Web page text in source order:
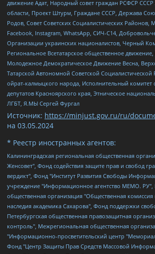
движение Адат, Народный совет граждан РСФСР СССР
области, Проект Штурм, Граждане СССР, Держава
Родов, Совет Советских Социалистических Районов,
Facebook, Instagram, WhatsApp, СИЧ-С14,
Организации украинских националистов, Черный
Региональное Всетатарское общественное движение,
Молодежное Демократическое Движение Весна,
Татарской Автономной Советской Социалистической
ойрат-калмыцкого народа, Исполнительный комитет
депутатов Красноярского края, Этническое
ЛГБТ, Я.МЫ Сергей Фургал
Источник: https://minjust.gov.ru/ru/
на 03.05.2024
* Реестр иностранных агентов:
Калининградская региональная общественная организация "Экозащита!-Женсовет", Фонд содействия защите прав и свобод граждан "Общественный вердикт", Фонд "Институт Развития Свободы Информации", Частное учреждение "Информационное агентство МЕМО. РУ", Региональная общественная организация "Общественная комиссия по сохранению наследия академика Сахарова", Фонд поддержки свободы прессы, Санкт-Петербургская общественная правозащитная организация "Гражданский контроль", Межрегиональная общественная организация "Информационно-просветительский центр "Мемориал", Региональный Фонд "Центр Защиты Прав Средств Массовой Информации", с 05.12.2023 Фонд "Центр Защиты Прав Средств массовой информации", Региональная общественная благотворительная организация помощи беженцам и мигрантам "Гражданское содействие", Негосударственное образовательное учреждение дополнительного профессионального образования (повышение квалификации) специалистов "АКАДЕМИЯ ПО ПРАВАМ ЧЕЛОВЕКА", Свердловская региональная общественная организация "Сутяжник", Автономная некоммерческая организация "Центр независимых социологических исследований", Союз общественных объединений "Российский исследовательский центр по правам человека", Региональное общественное учреждение научно-информационный центр "МЕМОРИАЛ", Некоммерческая организация "Фонд защиты гласности", Автономная некоммерческая организация "Институт прав человека", Городская общественная организация "Екатеринбургское общество "МЕМОРИАЛ", Городская общественная организация "Рязанское историко-просветительское и правозащитное общество "Мемориал" (Рязанский Мемориал), Челябинский региональный орган общественной самодеятельности – женское общественное объединение "Женщины Евразии", Челябинский региональный орган общественной самодеятельности "Уральская правозащитная группа", Фонд содействия защите здоровья и социальной справедливости имени Андрея Рылькова, Автономная Некоммерческая Организация "Аналитический Центр Юрия Левады", Автономная некоммерческая организация социальной поддержки населения "Проект Апрель", Региональная общественная организация помощи женщинам и детям, находящимся в кризисной ситуации "Информационно-методический центр "Анна", Фонд содействия развитию массовых коммуникаций и правовому просвещению "Так-так-Так", Фонд содействия устойчивому развитию "Серебряная тайга", Свердловский региональный общественный фонд социальных проектов "Новое время", "Idel.Реалии", Кавказ.Реалии, Крым.Реалии, Телеканал Настоящее Время, Татаро-башкирская служба Радио Свобода (Azatliq Radiosi), Радио Свободная Европа/Радио Свобода (PCE/PC), "Сибирь.Реалии", "Фактограф", Благотворительный фонд помощи осужденным и их семьям, Автономная некоммерческая организация "Институт глобализации и социальных движений", Фонд "В защиту прав заключенных", Частное учреждение "Центр поддержки и содействия развитию средств массовой информации", Пензенский региональный общественный благотворительный фонд "Гражданский союз", "Север.Реалии", Некоммерческая организация Фонд "Правовая инициатива", Общество с ограниченной ответственностью "Радио Свободная Европа/Радио Свобода", Чешское информационное агентство "MEDIUM-ORIENT", Красноярская региональная общественная организация "Мы против СПИДа", Камалягин Денис Николаевич, Маркелов Сергей Евгеньевич, Пономарев Лев Александрович, Савицкая Людмила Алексеевна, Автономная некоммерческая организация "Центр по работе с проблемой насилия "НАСИЛИЮ.НЕТ", Межрегиональный профессиональный союз работников здравоохранения "Альянс врачей", Юридическое лицо, зарегистрированное в Латвийской Республике, SIA "Medusa Project" (регистрационный номер 40103797863, дата регистрации 10.06.2014), Некоммерческая организация "Фонд по борьбе с коррупцией", Автономная некоммерческая организация "Институт права и публичной политики", Баданин Роман Сергеевич, Гликин Максим Александрович, Железнова Мария Михайловна, Лукьянова Юлия Сергеевна, Маетная Елизавета Витальевна, Маняхин Петр Борисович, Чуракова Ольга Владимировна, Ярош Юлия Петровна, Юридическое лицо "The Insider SIA", зарегистрированное в Риге, Латвийская Республика (дата регистрации 26.06.2015), являющееся администратором доменного имени интернет-издания "The Insider SIA", https://theins.ru, Постернак Алексей Евгеньевич, Рубин Михаил Аркадьевич, Анин Роман Александрович, Юридическое лицо Istories fonds, зарегистрированное в Латвийской Республике (регистрационный номер 50008295751, дата регистрации 24.02.2020), Великовский Дмитрий Александрович, Долинина Ирина Николаевна, Мароховская Алеся Алексеевна, Шлейнов Роман Юрьевич, Шмагун Олеся Валентиновна, Общество с ограниченной ответственностью "Альтаир 2021", Общество с ограниченной ответственностью "Вега 2021", Общество с ограниченной ответственностью "Главный редактор 2021", Общество с ограниченной ответственностью "Ромашки монолит", Важенков Артем Валерьевич, Ивановская областная общественная организация "Центр гендерных исследований", Гурман Юрий Альбертович, Медиапроект "ОВД-Инфо", Егоров Владимир Владимирович, Жилинский Владимир Александрович, Общество с ограниченной ответственностью "ЗП", Иванова София Юрьевна, Карезина Инна Павловна, Кильтау Екатерина Викторовна, Петров Алексей Викторович, Пискунов Сергей Евгеньевич, Смирнов Сергей Сергеевич, Тихонов Михаил Сергеевич, Общество с ограниченной ответственностью "ЖУРНАЛИСТ-ИНОСТРАННЫЙ АГЕНТ", Арапова Галина Юрьевна, Вольтская Татьяна Анатольевна, Американская компания "Mason G.E.S. Anonymous Foundation" (США), являющаяся владельцем интернет-издания https://mnews.world/, Компания "Stichting Bellingcat", зарегистрированная в Нидерландах (дата регистрации 11.07.2018), Захаров Андрей Вячеславович, Клепиковская Екатерина Дмитриевна, Общество с ограниченной ответственностью "МЕМО", Перл Роман Александрович, Симонов Евгений Алексеевич, Соловьева Елена Анатольевна, Сотников Даниил Владимирович, Сурначева Елизавета Дмитриевна, Автономная некоммерческая организация по защите прав человека и информированию населения "Якутия – Наше Мнение", Общество с ограниченной ответственностью "Москоу диджитал медиа", с 26.01.2023 Общество с ограниченной ответственностью "Чайка Белые сады", Ветошкина Валерия Валерьевна, Заговора Максим Александрович, Межрегиональное общественное движение "Российская ЛГБТ - сеть", Оленичев Максим Владимирович, Павлов Иван Юрьевич, Скворцова Елена Сергеевна, Общество с ограниченной ответственностью "Как бы инагент", Кочетков Игорь Викторович, Общество с ограниченной ответственностью "Честные выборы", Еланчик Олег Александрович, Общество с ограниченной ответственностью "Нобелевский призыв", Гималова Регина Эмилевна, Григорьев Андрей Валерьевич, Григорьева Алина Александровна, Ассоциация по содействию защите прав призывников, альтернативнослужащих и военнослужащих "Правозащитная группа "Гражданин.Армия.Право", Хисамова Регина Фаритовна, Автономная некоммерческая организация по реализации социально-правовых программ "Лилит", Дальневосточное общественное движение "Маяк", Санкт-Петербургская ЛГБТ-инициативная группа "Выход", Инициативная группа ЛГБТ+ "Реверс", Алексеев Андрей Викторович, Бекбулатова Таисия Львовна, Беляев Иван Михайлович, Владыкина Елена Сергеевна, Гельман Марат Александрович, Никульшина Вероника Юрьевна, Толоконникова Надежда Андреевна, Шендерович Виктор Анатольевич,